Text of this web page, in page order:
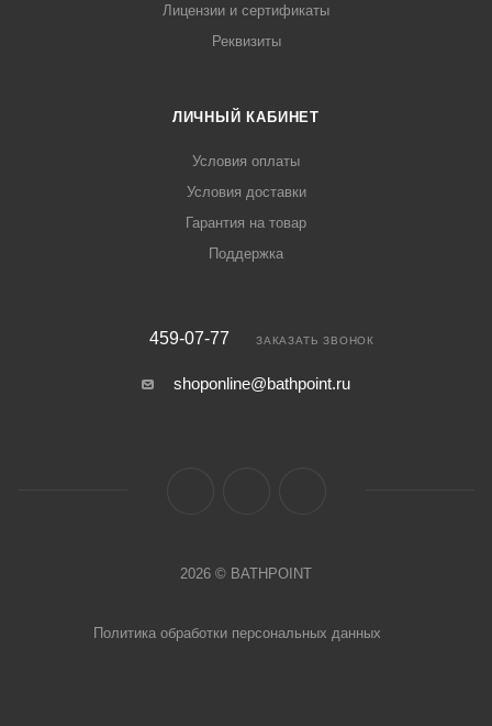
Лицензии и сертификаты
Реквизиты
ЛИЧНЫЙ КАБИНЕТ
Условия оплаты
Условия доставки
Гарантия на товар
Поддержка
459-07-77 ЗАКАЗАТЬ ЗВОНОК
shoponline@bathpoint.ru
2026 © BATHPOINT
Политика обработки персональных данных